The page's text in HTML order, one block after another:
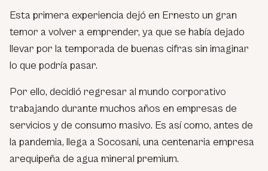
Esta primera experiencia dejó en Ernesto un gran
temor a volver a emprender, ya que se había dejado
llevar por la temporada de buenas cifras sin imaginar
lo que podría pasar.
Por ello, decidió regresar al mundo corporativo
trabajando durante muchos años en empresas de
servicios y de consumo masivo. Es así como, antes de
la pandemia, llega a Socosani, una centenaria empresa
arequipeña de agua mineral premium.